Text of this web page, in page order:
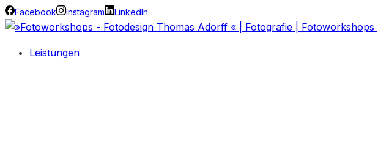
Facebook Instagram LinkedIn
Leistungen